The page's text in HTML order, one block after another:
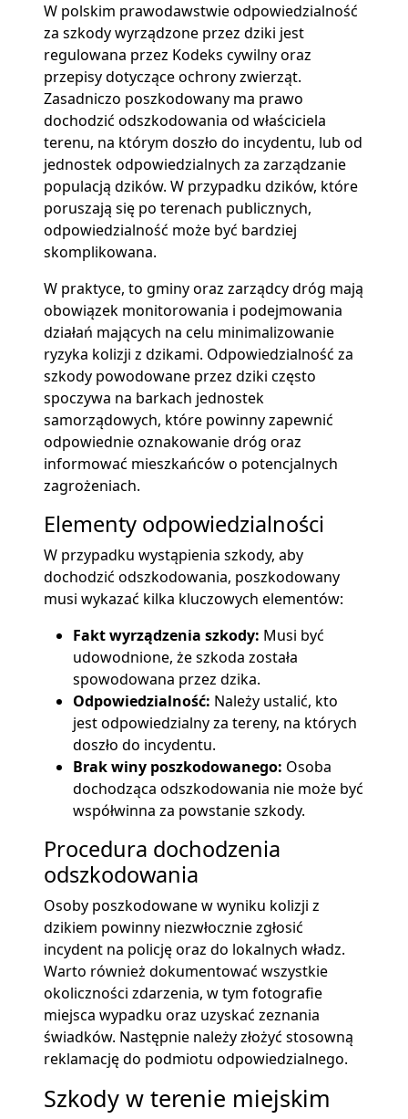
W polskim prawodawstwie odpowiedzialność
za szkody wyrządzone przez dziki jest
regulowana przez Kodeks cywilny oraz
przepisy dotyczące ochrony zwierząt.
Zasadniczo poszkodowany ma prawo
dochodzić odszkodowania od właściciela
terenu, na którym doszło do incydentu, lub od
jednostek odpowiedzialnych za zarządzanie
populacją dzików. W przypadku dzików, które
poruszają się po terenach publicznych,
odpowiedzialność może być bardziej
skomplikowana.
W praktyce, to gminy oraz zarządcy dróg mają
obowiązek monitorowania i podejmowania
działań mających na celu minimalizowanie
ryzyka kolizji z dzikami. Odpowiedzialność za
szkody powodowane przez dziki często
spoczywa na barkach jednostek
samorządowych, które powinny zapewnić
odpowiednie oznakowanie dróg oraz
informować mieszkańców o potencjalnych
zagrożeniach.
Elementy odpowiedzialności
W przypadku wystąpienia szkody, aby
dochodzić odszkodowania, poszkodowany
musi wykazać kilka kluczowych elementów:
Fakt wyrządzenia szkody: Musi być
udowodnione, że szkoda została
spowodowana przez dzika.
Odpowiedzialność: Należy ustalić, kto
jest odpowiedzialny za tereny, na których
doszło do incydentu.
Brak winy poszkodowanego: Osoba
dochodząca odszkodowania nie może być
współwinna za powstanie szkody.
Procedura dochodzenia
odszkodowania
Osoby poszkodowane w wyniku kolizji z
dzikiem powinny niezwłocznie zgłosić
incydent na policję oraz do lokalnych władz.
Warto również dokumentować wszystkie
okoliczności zdarzenia, w tym fotografie
miejsca wypadku oraz uzyskać zeznania
świadków. Następnie należy złożyć stosowną
reklamację do podmiotu odpowiedzialnego.
Szkody w terenie miejskim